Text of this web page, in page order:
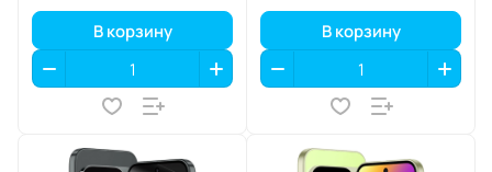
В корзину В корзину